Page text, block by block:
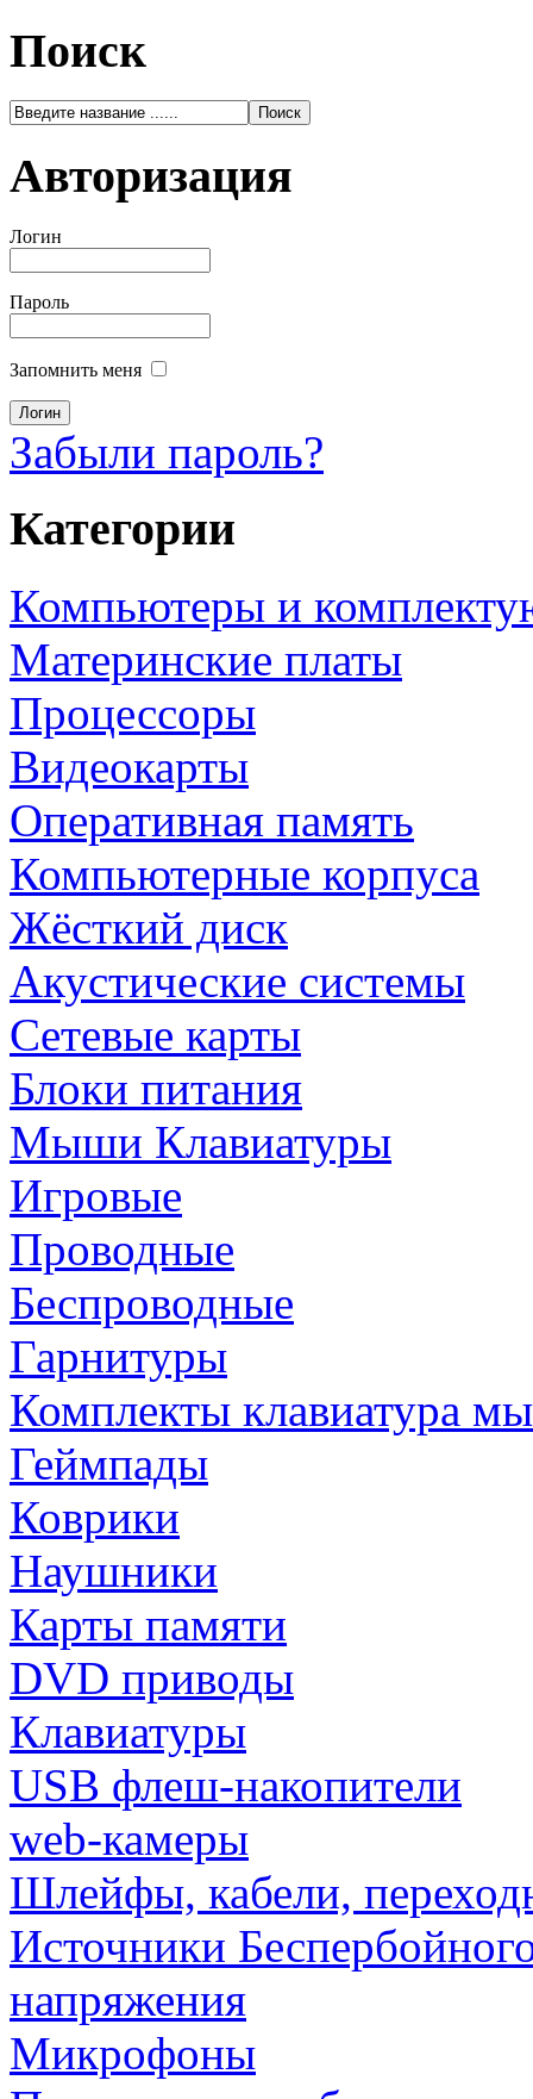
Поиск
Авторизация
Логин
Пароль
Запомнить меня
Забыли пароль?
Категории
Компьютеры и
Материнские платы
Процессоры
Видеокарты
Оперативная память
Компьютерные корпуса
Жёсткий диск
Акустические системы
Сетевые карты
Блоки питания
Мыши Клавиатуры
Игровые
Проводные
Беспроводные
Гарнитуры
Комплекты клавиатура
Геймпады
Коврики
Наушники
Карты памяти
DVD приводы
Клавиатуры
USB флеш-накопители
web-камеры
Шлейфы, кабели,
Источники
напряжения
Микрофоны